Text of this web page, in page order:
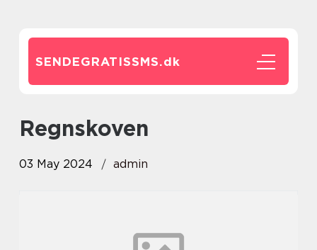
SENDEGRATISSMS.dk
regnskoven
03 May 2024 admin